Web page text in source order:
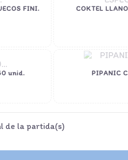
FINI. COKTEL
unid. PIPANIC
de la partida(s)